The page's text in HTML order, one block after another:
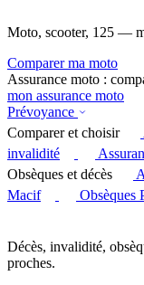
Moto, scooter, 125 —
Comparer ma moto
Assurance moto :
mon assurance moto
Prévoyance
Comparer et choisir
invalidité
Obsèques et décès
Macif
Obsèques
Décès, invalidité,
proches.